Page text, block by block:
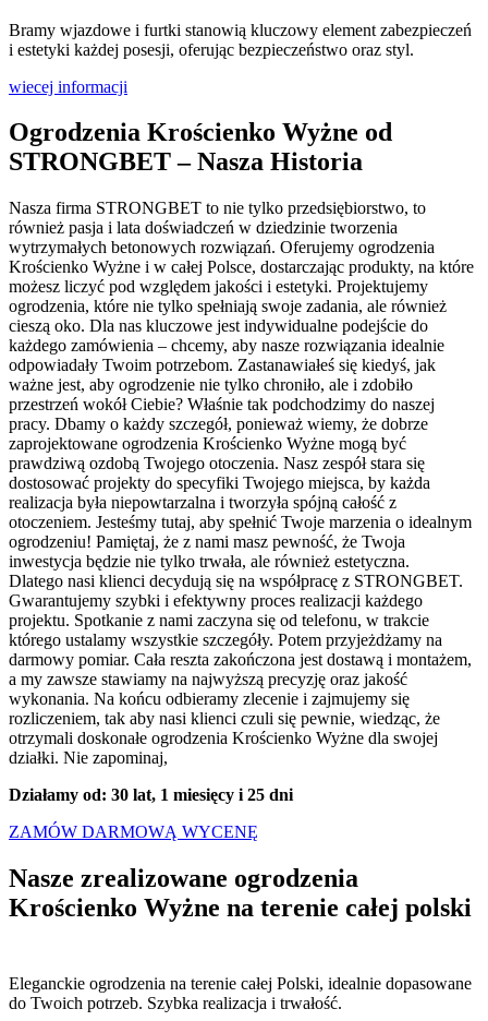
Bramy wjazdowe i furtki stanowią kluczowy element zabezpieczeń
i estetyki każdej posesji, oferując bezpieczeństwo oraz styl.
wiecej informacji
Ogrodzenia Krościenko Wyżne od
STRONGBET –Nasza Historia
Nasza firma STRONGBET to nie tylko przedsiębiorstwo, to
również pasja i lata doświadczeń w dziedzinie tworzenia
wytrzymałych betonowych rozwiązań. Oferujemy ogrodzenia
Krościenko Wyżne i w całej Polsce, dostarczając produkty, na które
możesz liczyć pod względem jakości i estetyki. Projektujemy
ogrodzenia, które nie tylko spełniają swoje zadania, ale również
cieszą oko. Dla nas kluczowe jest indywidualne podejście do
każdego zamówienia – chcemy, aby nasze rozwiązania idealnie
odpowiadały Twoim potrzebom. Zastanawiałeś się kiedyś, jak
ważne jest, aby ogrodzenie nie tylko chroniło, ale i zdobiło
przestrzeń wokół Ciebie? Właśnie tak podchodzimy do naszej
pracy. Dbamy o każdy szczegół, ponieważ wiemy, że dobrze
zaprojektowane ogrodzenia Krościenko Wyżne mogą być
prawdziwą ozdobą Twojego otoczenia. Nasz zespół stara się
dostosować projekty do specyfiki Twojego miejsca, by każda
realizacja była niepowtarzalna i tworzyła spójną całość z
otoczeniem. Jesteśmy tutaj, aby spełnić Twoje marzenia o idealnym
ogrodzeniu! Pamiętaj, że z nami masz pewność, że Twoja
inwestycja będzie nie tylko trwała, ale również estetyczna.
Dlatego nasi klienci decydują się na współpracę z STRONGBET.
Gwarantujemy szybki i efektywny proces realizacji każdego
projektu. Spotkanie z nami zaczyna się od telefonu, w trakcie
którego ustalamy wszystkie szczegóły. Potem przyjeżdżamy na
darmowy pomiar. Cała reszta zakończona jest dostawą i montażem,
a my zawsze stawiamy na najwyższą precyzję oraz jakość
wykonania. Na końcu odbieramy zlecenie i zajmujemy się
rozliczeniem, tak aby nasi klienci czuli się pewnie, wiedząc, że
otrzymali doskonałe ogrodzenia Krościenko Wyżne dla swojej
działki. Nie zapominaj,
Działamy od: 30 lat, 1 miesięcy i 25 dni
ZAMÓW DARMOWĄ WYCENĘ
Nasze zrealizowane ogrodzenia
Krościenko Wyżne na terenie całej polski
Eleganckie ogrodzenia na terenie całej Polski, idealnie dopasowane
do Twoich potrzeb. Szybka realizacja i trwałość.